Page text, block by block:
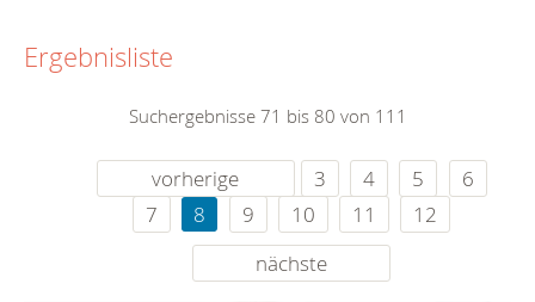
Ergebnisliste
Suchergebnisse 71 bis 80 von 111
vorherige 3 4 5
6
7
8 9 10 11
12
nächste